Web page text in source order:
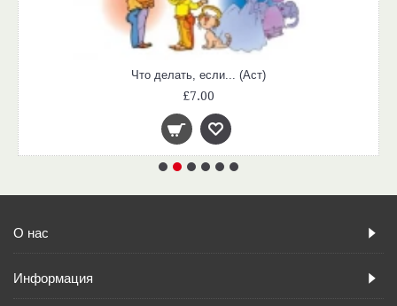
Что делать, если... (Аст)
£7.00
О нас
Информация